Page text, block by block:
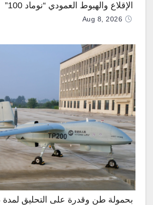
الإقلاع والهبوط العمودي “نوماد 100”
Aug 8, 2026